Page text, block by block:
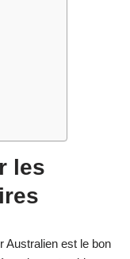
les
Australien est le bon